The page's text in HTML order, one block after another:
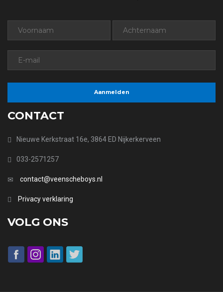
CONTACT
Nieuwe Kerkstraat 16e, 3864 ED Nijkerkerveen
033-2571257
contact@veenscheboys.nl
Privacy verklaring
VOLG ONS